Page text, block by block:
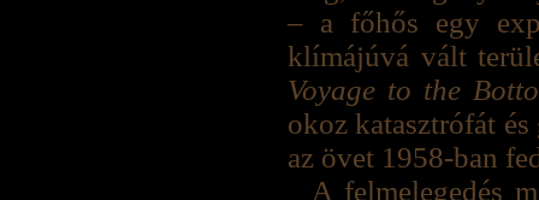
– a főhős egy
klímájúvá vált
Voyage to the
okoz katasztrófát
az övet 1958-ban
A felmelegedés